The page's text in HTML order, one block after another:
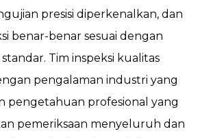
presisi diperkenalkan, dan
benar-benar sesuai dengan
Tim inspeksi kualitas
pengalaman industri yang
pengetahuan profesional yang
pemeriksaan menyeluruh dan